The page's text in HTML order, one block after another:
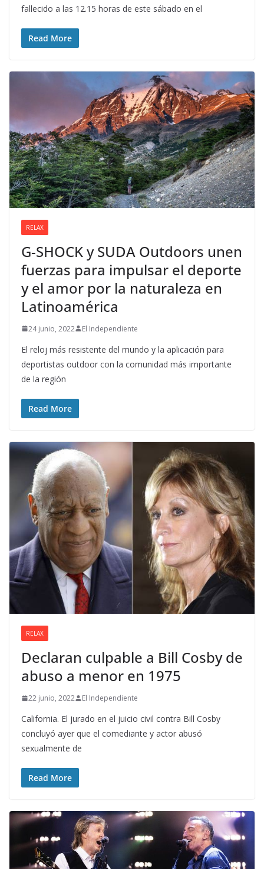
fallecido a las 12.15 horas de este sábado en el
Read More
RELAX
G-SHOCK y SUDA Outdoors unen
fuerzas para impulsar el deporte
y el amor por la naturaleza en
Latinoamérica
24 junio, 2022 El Independiente
El reloj más resistente del mundo y la aplicación para
deportistas outdoor con la comunidad más importante
de la región
Read More
RELAX
Declaran culpable a Bill Cosby de
abuso a menor en 1975
22 junio, 2022 El Independiente
California. El jurado en el juicio civil contra Bill Cosby
concluyó ayer que el comediante y actor abusó
sexualmente de
Read More